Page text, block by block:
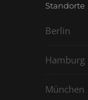
Standorte
Berlin
Hamburg
München